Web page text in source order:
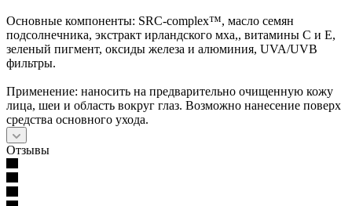
Основные компоненты: SRC-complex™, масло семян
подсолнечника, экстракт ирландского мха,, витамины С и Е,
зеленый пигмент, оксиды железа и алюминия, UVA/UVB
фильтры.
Применение: наносить на предварительно очищенную кожу
лица, шеи и область вокруг глаз. Возможно нанесение поверх
средства основного ухода.
Отзывы